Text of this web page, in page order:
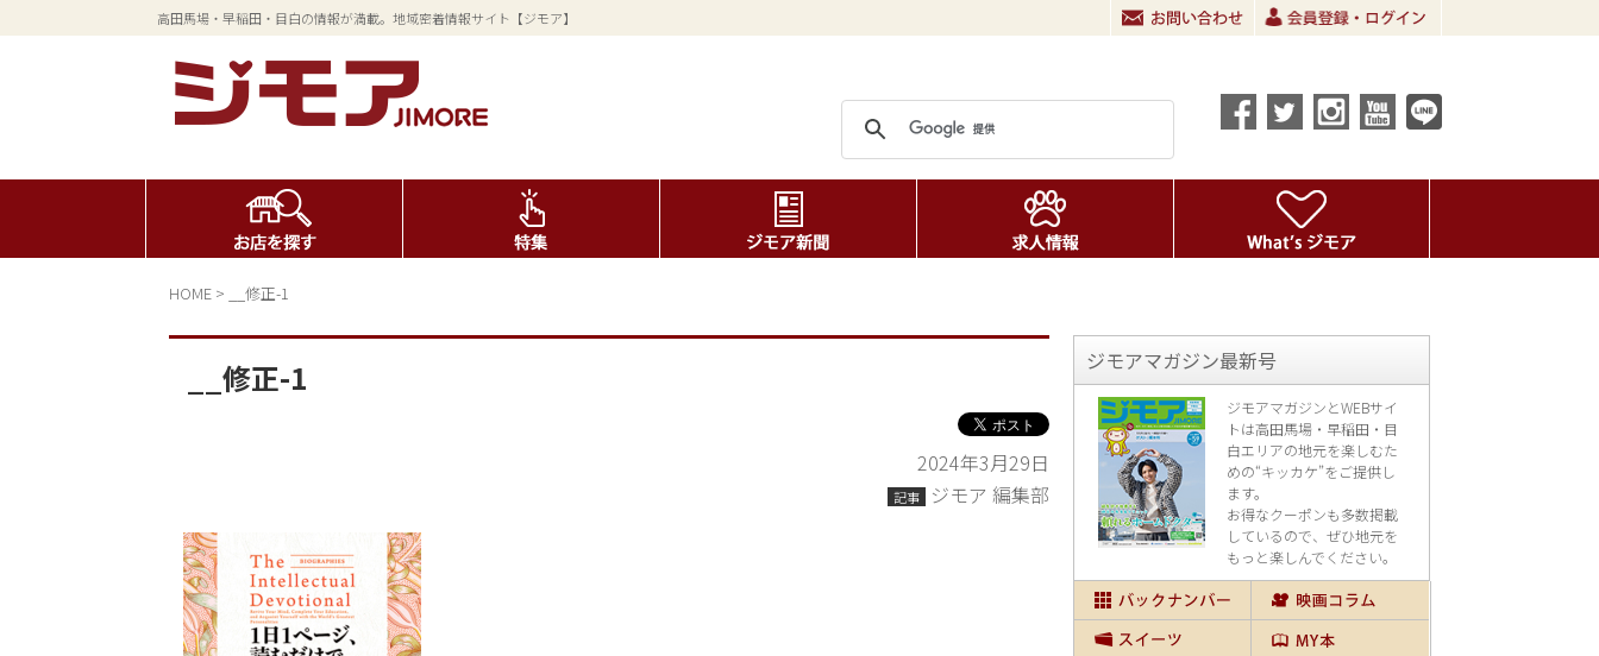
高田馬場・早稲田・目白の情報が満載。地域密着情報サイト【ジモア】
HOME > __修正-1
__修正-1
2024年3月29日
記事 ジモア 編集部
ジモアマガジン最新号
ジモアマガジンとWEBサイ
トは高田馬場・早稲田・目
白エリアの地元を楽しむた
めの“キッカケ”をご提供し
ます。
お得なクーポンも多数掲載
しているので、 ぜひ地元を
もっと楽しんでください。